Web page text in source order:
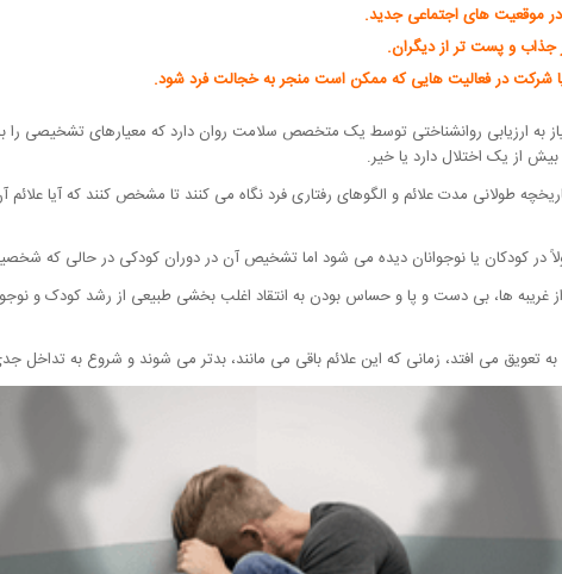
موقعیت های اجتماعی جدید.
جذاب و پست تر از دیگران.
شرکت در فعالیت هایی که ممکن است منجر به خجالت فرد شود.
ارزیابی روانشناختی توسط یک متخصص سلامت روان دارد که معیارهای تشخیصی را
از یک اختلال دارد یا خیر.
طولانی مدت علائم و الگوهای رفتاری فرد نگاه می کنند تا مشخص کنند که آیا علائم
در کودکان یا نوجوانان دیده می شود اما تشخیص آن در دوران کودکی در حالی که
ها، بی دست و پا و حساس بودن به انتقاد اغلب بخشی طبیعی از رشد کودک و
تعویق می افتد، زمانی که این علائم باقی می مانند، بدتر می شوند و شروع به تداخل